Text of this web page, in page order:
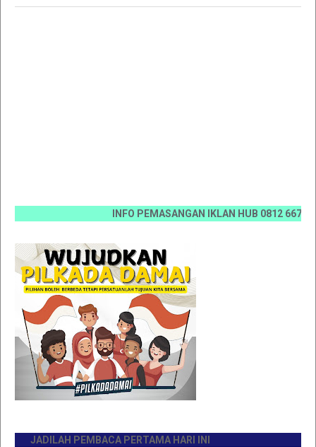
INFO PEMASANGAN IKLAN HUB 0812 6670
JADILAH PEMBACA PERTAMA HARI INI